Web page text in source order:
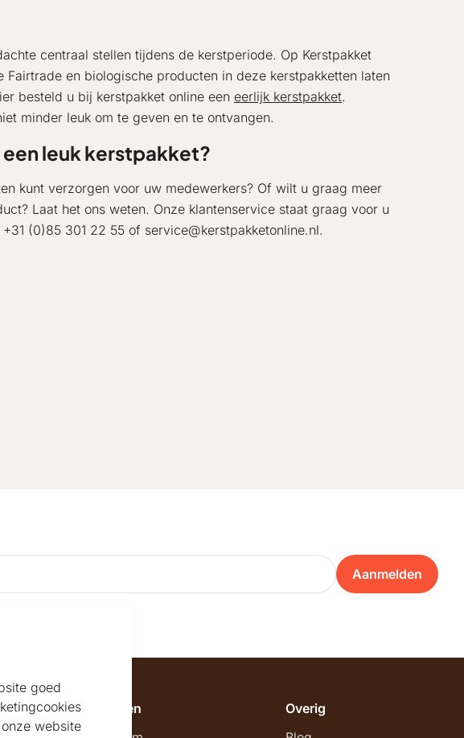
centraal stellen tijdens de kerstperiode. Op Kerstpakket
en biologische producten in deze kerstpakketten laten
besteld u bij kerstpakket online een eerlijk kerstpakket.
minder leuk om te geven en te ontvangen.
leuk kerstpakket?
kunt verzorgen voor uw medewerkers? Of wilt u graag meer
Laat het ons weten. Onze klantenservice staat graag voor u
(0)85 301 22 55 of service@kerstpakketonline.nl.
Aanmelden
Algemeen
Overig
goed
website